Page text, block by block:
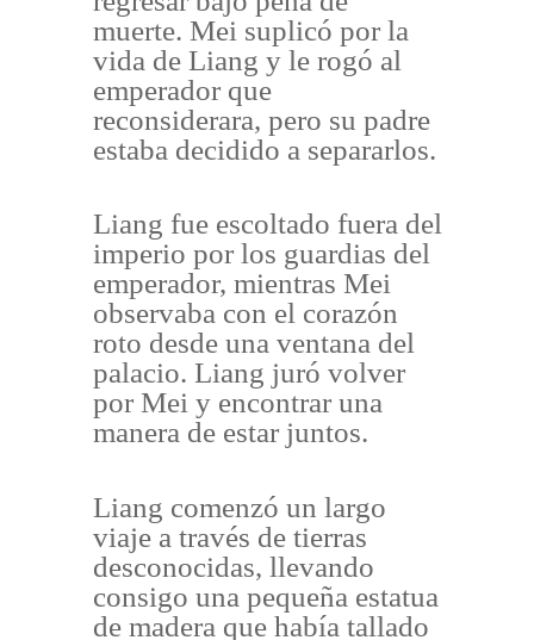
muerte. Mei suplicó por la
vida de Liang y le rogó al
emperador que
reconsiderara, pero su padre
estaba decidido a separarlos.
Liang fue escoltado fuera del
imperio por los guardias del
emperador, mientras Mei
observaba con el corazón
roto desde una ventana del
palacio. Liang juró volver
por Mei y encontrar una
manera de estar juntos.
Liang comenzó un largo
viaje a través de tierras
desconocidas, llevando
consigo una pequeña estatua
de madera que había tallado